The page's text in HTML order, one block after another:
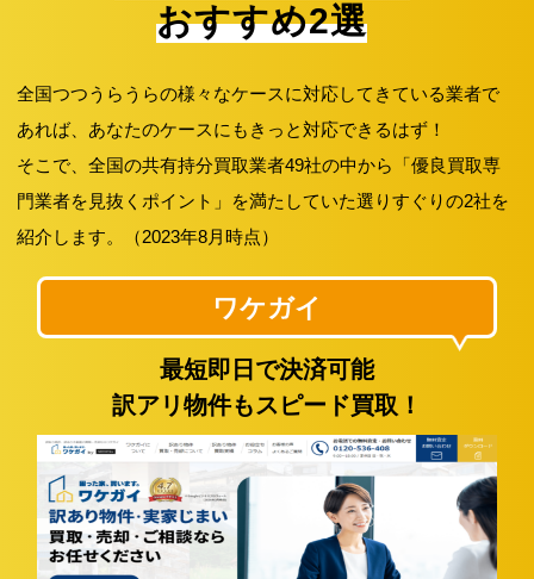
おすすめ2選
全国つつうらうらの様々なケースに対応してきている業者で
あれば、あなたのケースにもきっと対応できるはず！
そこで、全国の共有持分買取業者49社の中から「優良買取専
門業者を見抜くポイント」を満たしていた選りすぐりの2社を
紹介します。（2023年8月時点）
ワケガイ
最短即日で決済可能
訳アリ物件もスピード買取！